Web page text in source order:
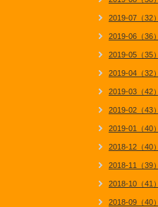
2019-07（32）
2019-06（36）
2019-05（35）
2019-04（32）
2019-03（42）
2019-02（43）
2019-01（40）
2018-12（40）
2018-11（39）
2018-10（41）
2018-09（40）